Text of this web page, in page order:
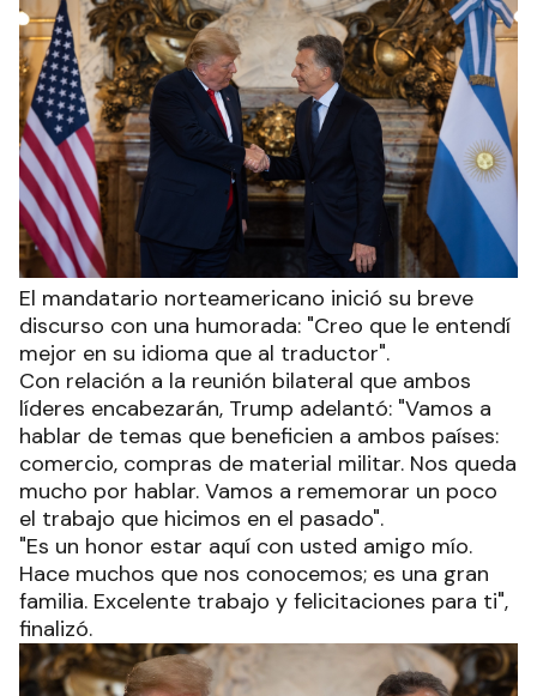
El mandatario norteamericano inició su breve
discurso con una humorada: "Creo que le entendí
mejor en su idioma que al traductor".
Con relación a la reunión bilateral que ambos
líderes encabezarán, Trump adelantó: "Vamos a
hablar de temas que beneficien a ambos países:
comercio, compras de material militar. Nos queda
mucho por hablar. Vamos a rememorar un poco
el trabajo que hicimos en el pasado".
"Es un honor estar aquí con usted amigo mío.
Hace muchos que nos conocemos; es una gran
familia. Excelente trabajo y felicitaciones para ti",
finalizó.